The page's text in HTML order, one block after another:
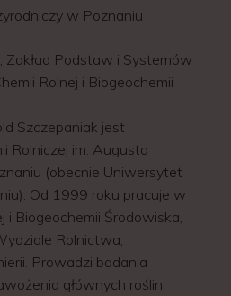
w Poznaniu
Zakład Podstaw i Systemów
Rolnej i Biogeochemii
Szczepaniak jest
Rolniczej im. Augusta
(obecnie Uniwersytet
Od 1999 roku pracuje w
i Biogeochemii Środowiska,
Rolnictwa,
Prowadzi badania
głównych roślin